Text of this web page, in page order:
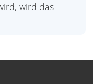
wird das